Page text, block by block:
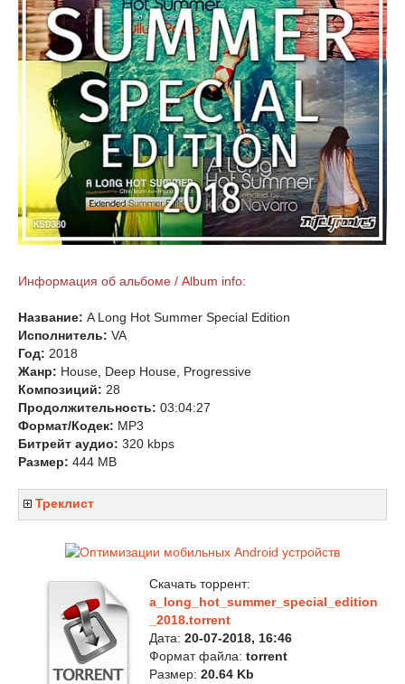
Информация об альбоме / Album info:
Название: A Long Hot Summer Special Edition
Исполнитель: VA
Год: 2018
Жанр: House, Deep House, Progressive
Композиций: 28
Продолжительность: 03:04:27
Формат/Кодек: MP3
Битрейт аудио: 320 kbps
Размер: 444 MB
Треклист
Скачать торрент:
a_long_hot_summer_special_edition
_2018.torrent
Дата: 20-07-2018, 16:46
Формат файла: torrent
Размер: 20.64 Kb